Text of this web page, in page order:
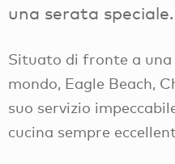
una serata speciale.
Situato di fronte a una
mondo, Eagle Beach,
suo servizio
cucina sempre